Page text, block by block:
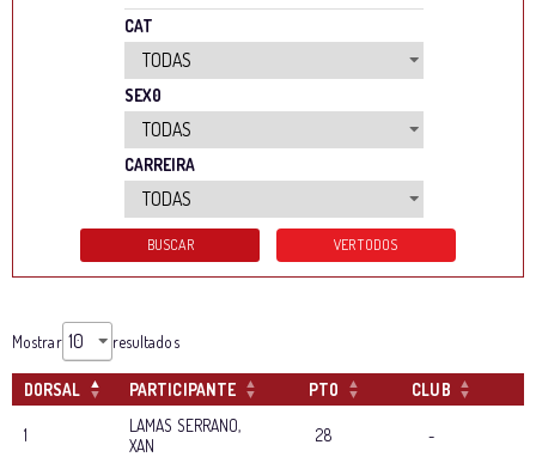
CAT
SEX0
CARREIRA
Mostrar resultados
DORSAL PARTICIPANTE PTO CLUB
1
LAMAS SERRANO,
XAN
28 -